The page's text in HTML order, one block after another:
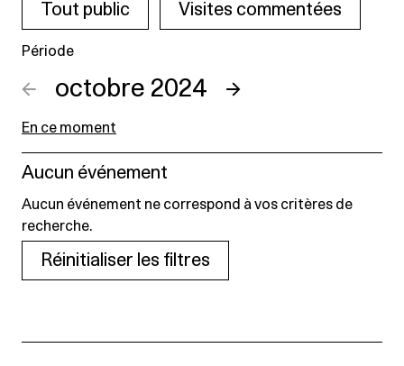
Tout public Visites commentées
Période
← octobre 2024 →
En ce moment
Aucun événement
Aucun événement ne correspond à vos critères de
recherche.
Réinitialiser les filtres